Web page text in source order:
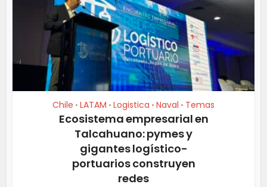
Chile • LATAM • Logistica • Naval • Temas
Ecosistema empresarial en
Talcahuano: pymes y
gigantes logístico-
portuarios construyen
redes